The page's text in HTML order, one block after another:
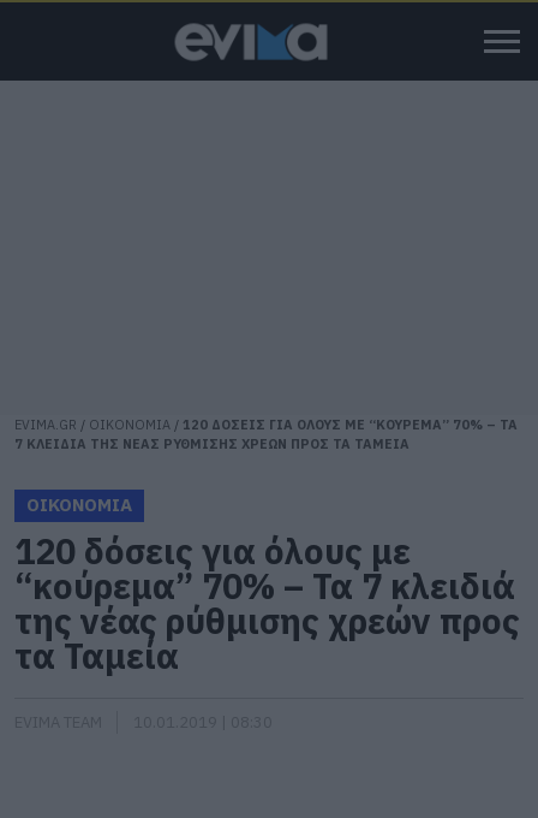
EVIMA.GR / ΟΙΚΟΝΟΜΙΑ / 120 ΔΟΣΕΙΣ ΓΙΑ ΟΛΟΥΣ ΜΕ “ΚΟΥΡΕΜΑ” 70% – ΤΑ
7 ΚΛΕΙΔΙΑ ΤΗΣ ΝΕΑΣ ΡΥΘΜΙΣΗΣ ΧΡΕΩΝ ΠΡΟΣ ΤΑ ΤΑΜΕΙΑ
ΟΙΚΟΝΟΜΙΑ
120 δόσεις για όλους με
“κούρεμα” 70% – Τα 7 κλειδιά
της νέας ρύθμισης χρεών προς
τα Ταμεία